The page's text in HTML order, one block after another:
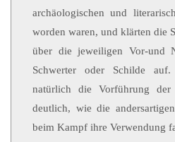
archäologischen und
worden waren, und klärten die
über die jeweiligen Vor-und
Schwerter oder Schilde
natürlich die Vorführung
deutlich, wie die
beim Kampf ihre Verwendung